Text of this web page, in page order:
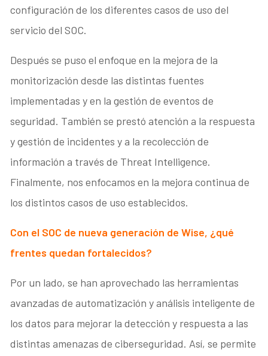
configuración de los diferentes casos de uso del
servicio del SOC.
Después se puso el enfoque en la mejora de la
monitorización desde las distintas fuentes
implementadas y en la gestión de eventos de
seguridad. También se prestó atención a la respuesta
y gestión de incidentes y a la recolección de
información a través de Threat Intelligence.
Finalmente, nos enfocamos en la mejora continua de
los distintos casos de uso establecidos.
Con el SOC de nueva generación de Wise, ¿qué
frentes quedan fortalecidos?
Por un lado, se han aprovechado las herramientas
avanzadas de automatización y análisis inteligente de
los datos para mejorar la detección y respuesta a las
distintas amenazas de ciberseguridad. Así, se permite